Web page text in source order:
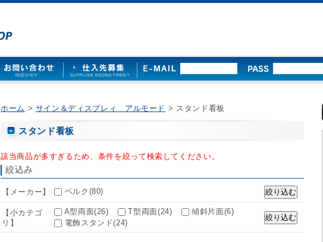
ホーム > サイン＆ディスプレィ アルモード > スタンド看板
スタンド看板
該当商品が多すぎるため、条件を絞って検索してください。
絞込み
【メーカー】 ベルク(80)
【小カテゴ
リ】
A型両面(26) T型両面(24)
傾斜片面(6)
電飾スタンド(24)